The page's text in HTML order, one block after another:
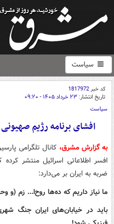
سیاست
کد خبر1817972
تاریخ انتشار: ۲۳ خرداد ۱۴۰۵ - ۰۹:۲۰
سیاست
افشای برنامه رژیم
به گزارش مشرق، کانال تلگرامی
افسر اطلاعاتی اسرائیل منتشر کرده
ضربه به ایران بر می‌دارد:
ما نیاز داریم که ده‌ها روح‌ا... زم (و
باید در خیابان‌های ایران جنگ